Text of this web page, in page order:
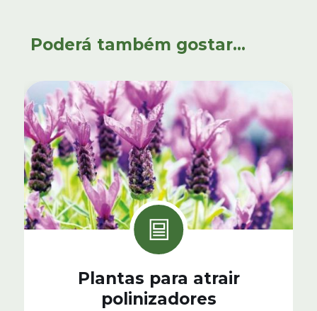
Poderá também gostar...
Plantas para atrair
polinizadores